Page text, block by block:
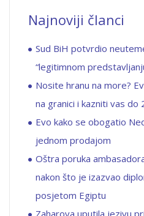
Najnoviji članci
Sud BiH potvrdio
“legitimnom
Nosite hranu na more?
na granici i kazniti vas do
Evo kako se obogatio
jednom prodajom
Oštra poruka
nakon što je izazvao
posjetom Egiptu
Zaharova uputila jezivu